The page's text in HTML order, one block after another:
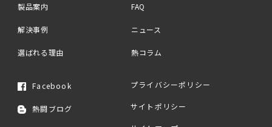
製品案内
解決事例
選ばれる理由
FAQ
ニュース
熱コラム
Facebook
熱闘ブログ
プライバシーポリシー
サイトポリシー